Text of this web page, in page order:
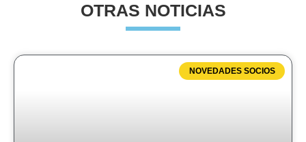
OTRAS NOTICIAS
NOVEDADES SOCIOS